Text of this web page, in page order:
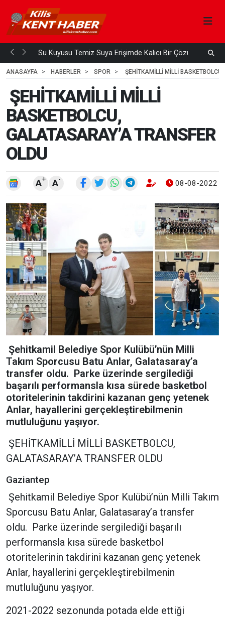
Su Kuyusu Temiz Suya Erişimde Kalıcı Bir Çözüm
4
ANASAYFA HABERLER SPOR ŞEHİTKAMİLLİ MİLLİ
ŞEHİTKAMİLLİ MİLLİ
BASKETBOLCU,
GALATASARAY’A TRANSFER
OLDU
A+ A- 08-08-2022
Şehitkamil Belediye Spor Kulübü’nün Milli
Takım Sporcusu Batu Anlar, Galatasaray’a
transfer oldu. Parke üzerinde sergilediği
başarılı performansla kısa sürede basketbol
otoritelerinin takdirini kazanan genç yetenek
Anlar, hayallerini gerçekleştirebilmenin
mutluluğunu yaşıyor.
ŞEHİTKAMİLLİ MİLLİ BASKETBOLCU,
GALATASARAY’A TRANSFER OLDU
Gaziantep
Şehitkamil Belediye Spor Kulübü’nün Milli Takım
Sporcusu Batu Anlar, Galatasaray’a transfer
oldu. Parke üzerinde sergilediği başarılı
performansla kısa sürede basketbol
otoritelerinin takdirini kazanan genç yetenek
Anlar, hayallerini gerçekleştirebilmenin
mutluluğunu yaşıyor.
2021-2022 sezonunda potada elde ettiği